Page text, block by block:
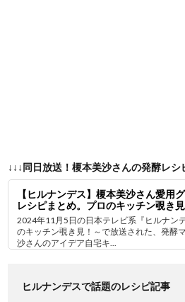
↓↓↓同日放送！榎本美沙さんの発酵レシ
【ヒルナンデス】榎本美沙さん愛用
レシピまとめ。プロのキッチン覗き見
2024年11月5日の日本テレビ系『ヒルナン
のキッチン覗き見！～で放送された、発酵
沙さんのアイデア自宅キ...
ヒルナンデスで話題のレシピ記事